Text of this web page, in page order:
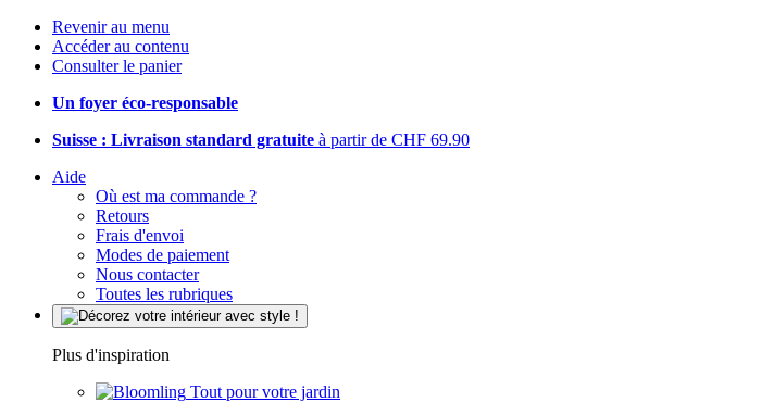
Revenir au menu
Accéder au contenu
Consulter le panier
Un foyer éco-responsable
Suisse : Livraison standard gratuite à partir de CHF 69.90
Aide
Où est ma commande ?
Retours
Frais d'envoi
Modes de paiement
Nous contacter
Toutes les rubriques
Plus d'inspiration
Tout pour votre jardin